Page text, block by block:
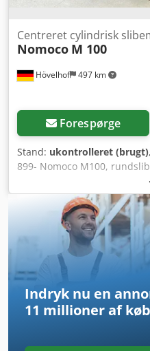
Hövelhof 497 km
Centreret cylindrisk
Nomoco M 100
Forespørge
Stand: ukontrolleret (brugt)
899- Nomoco M100,
emner Her tilbydes en
model M100. Tekniske
100 Dcsdpfohc S Spjx Agxjk
slibediameter: 100 mm
Slibeskiver: Ø 400 mm
Vægt: 3,2 t Slibemetode:
Indryk nu en
11 millioner af